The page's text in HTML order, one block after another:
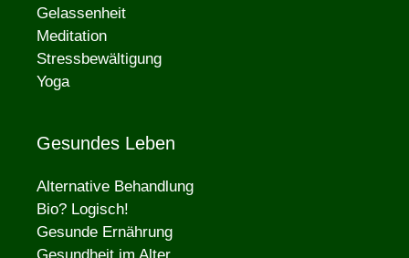
Gelassenheit
Meditation
Stressbewältigung
Yoga
Gesundes Leben
Alternative Behandlung
Bio? Logisch!
Gesunde Ernährung